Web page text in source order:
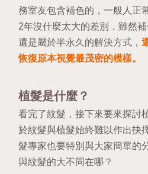
務室友包含補色的，一般人正
2年沒什麼太大的差別，雖然
還是屬於半永久的解決方式，
恢復原本視覺最茂密的模樣。
植髮是什麼？
看完了紋髮，接下來要來探討
於紋髮與植髮始終難以作出抉
髮專家也要特別與大家簡單的
與紋髮的大不同在哪？